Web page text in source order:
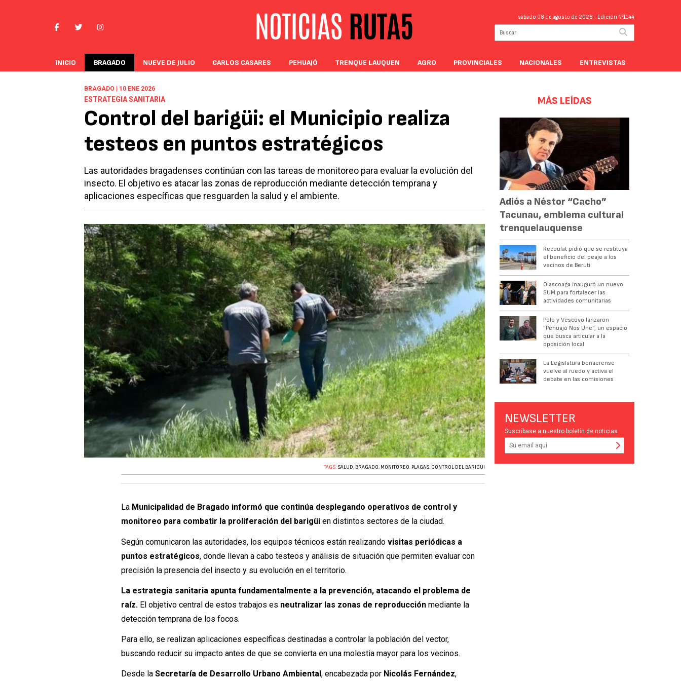
sábado 08 de agosto de 2026 - Edición Nº1144
INICIO BRAGADO NUEVE DE JULIO CARLOS CASARES PEHUAJÓ TRENQUE LAUQUEN AGRO PROVINCIALES NACIONALES ENTREVISTAS
BRAGADO | 10 ENE 2026
ESTRATEGIA SANITARIA
Control del barigüi: el Municipio realiza
testeos en puntos estratégicos
Las autoridades bragadenses continúan con las tareas de monitoreo para evaluar la evolución del
insecto. El objetivo es atacar las zonas de reproducción mediante detección temprana y
aplicaciones específicas que resguarden la salud y el ambiente.
TAGS: SALUD, BRAGADO, MONITOREO, PLAGAS, CONTROL DEL BARIGÜI
La Municipalidad de Bragado informó que continúa desplegando operativos de control y
monitoreo para combatir la proliferación del barigüi en distintos sectores de la ciudad.
Según comunicaron las autoridades, los equipos técnicos están realizandovisitas periódicas a
puntos estratégicos, donde llevan a cabo testeos y análisis de situación que permiten evaluar con
precisión la presencia del insecto y su evolución en el territorio.
La estrategia sanitaria apunta fundamentalmente a la prevención, atacando el problema de
raíz. El objetivo central de estos trabajos es neutralizar las zonas de reproducción mediante la
detección temprana de los focos.
Para ello, se realizan aplicaciones específicas destinadas a controlar la población del vector,
buscando reducir su impacto antes de que se convierta en una molestia mayor para los vecinos.
Desde laSecretaría de Desarrollo Urbano Ambiental, encabezada por Nicolás Fernández,
MÁS LEÍDAS
Adiós a Néstor “Cacho”
Tacunau, emblema cultural
trenquelauquense
Recoulat pidió que se restituya
el beneficio del peaje a los
vecinos de Beruti
Olascoaga inauguró un nuevo
SUM para fortalecer las
actividades comunitarias
Polo y Vescovo lanzaron
"Pehuajó Nos Une", un espacio
que busca articular a la
oposición local
La Legislatura bonaerense
vuelve al ruedo y activa el
debate en las comisiones
NEWSLETTER
Suscríbase a nuestro boletín de noticias